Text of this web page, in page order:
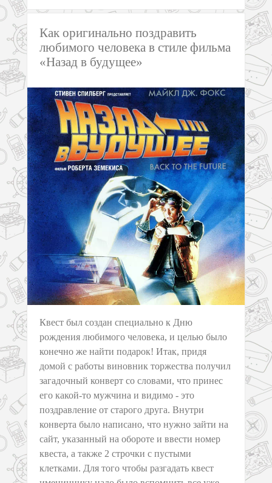
Как оригинально поздравить
любимого человека в стиле фильма
«Назад в будущее»
Квест был создан специально к Дню
рождения любимого человека, и целью было
конечно же найти подарок! Итак, придя
домой с работы виновник торжества получил
загадочный конверт со словами, что принес
его какой-то мужчина и видимо - это
поздравление от старого друга. Внутри
конверта было написано, что нужно зайти на
сайт, указанный на обороте и ввести номер
квеста, а также 2 строчки с пустыми
клетками. Для того чтобы разгадать квест